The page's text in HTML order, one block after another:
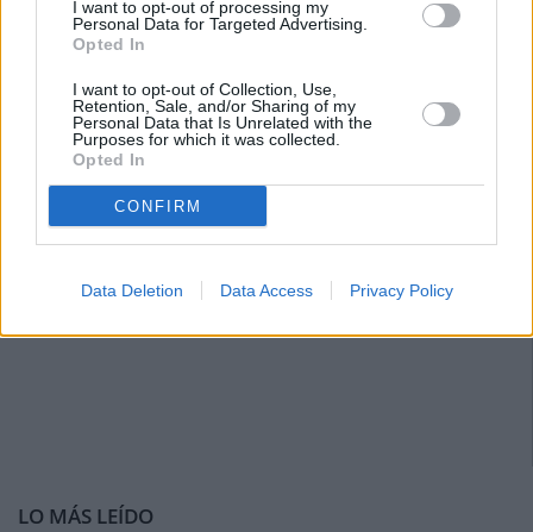
I want to opt-out of processing my
Personal Data for Targeted Advertising.
Opted In
I want to opt-out of Collection, Use,
Retention, Sale, and/or Sharing of my
Personal Data that Is Unrelated with the
Purposes for which it was collected.
Opted In
CONFIRM
Data Deletion Data Access Privacy Policy
LO MÁS LEÍDO